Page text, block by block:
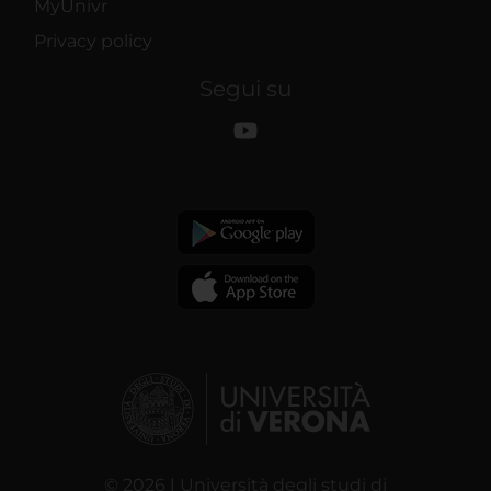
MyUnivr
Privacy policy
Segui su
© 2026 | Università degli studi di